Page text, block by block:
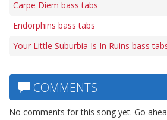
Carpe Diem bass tabs
Endorphins bass tabs
Your Little Suburbia Is In Ruins bass
COMMENTS
No comments for this song yet. Go